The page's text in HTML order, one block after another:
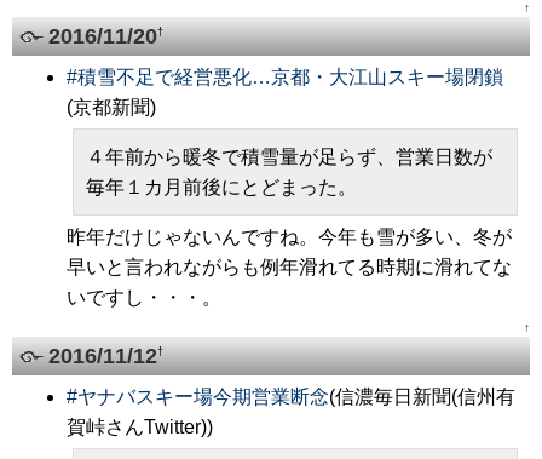
↑
2016/11/20†
#積雪不足で経営悪化…京都・大江山スキー場閉鎖
(京都新聞)
４年前から暖冬で積雪量が足らず、営業日数が
毎年１カ月前後にとどまった。
昨年だけじゃないんですね。今年も雪が多い、冬が
早いと言われながらも例年滑れてる時期に滑れてな
いですし・・・。
↑
2016/11/12†
#ヤナバスキー場今期営業断念(信濃毎日新聞(信州有
賀峠さんTwitter))